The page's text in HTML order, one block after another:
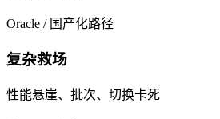
Oracle / 国产化路径
复杂救场
性能悬崖、批次、切换卡死